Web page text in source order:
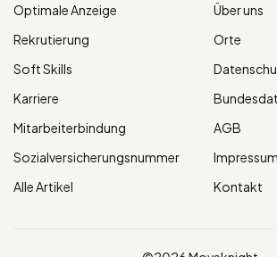
Optimale Anzeige
Rekrutierung
Soft Skills
Karriere
Mitarbeiterbindung
Sozialversicherungsnummer
Alle Artikel
Über uns
Orte
AGB
Impressum
Kontakt